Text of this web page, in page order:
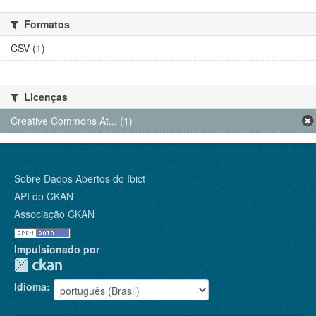
Formatos
CSV (1)
Licenças
Creative Commons At... (1)
Sobre Dados Abertos do Ibict
API do CKAN
Associação CKAN
Impulsionado por
Idioma